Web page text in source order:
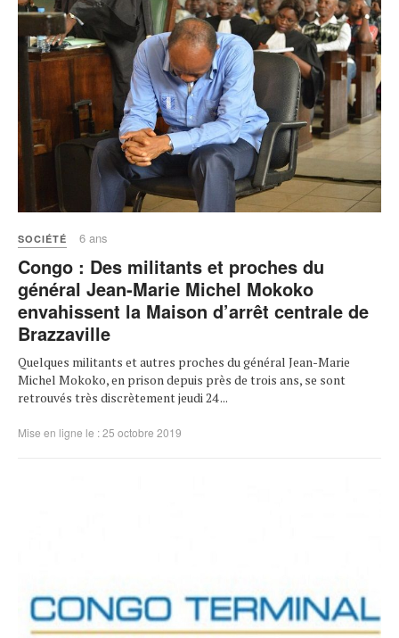
SOCIÉTÉ 6 ans
Congo : Des militants et proches du
général Jean-Marie Michel Mokoko
envahissent la Maison d’arrêt centrale de
Brazzaville
Quelques militants et autres proches du général Jean-Marie
Michel Mokoko, en prison depuis près de trois ans, se sont
retrouvés très discrètement jeudi 24 ...
Mise en ligne le : 25 octobre 2019